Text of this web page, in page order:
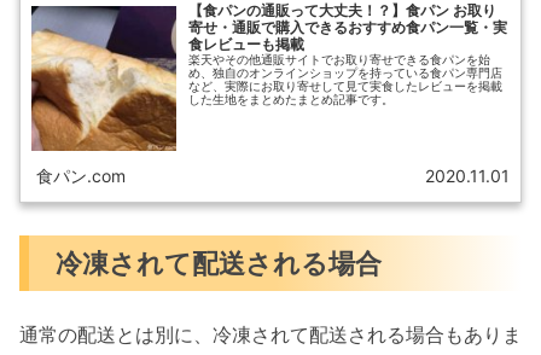
【食パンの通販って大丈夫！？】食パン お取り
寄せ・通販で購入できるおすすめ食パン一覧・実
食レビューも掲載
楽天やその他通販サイトでお取り寄せできる食パンを始
め、独自のオンラインショップを持っている食パン専門店
など、実際にお取り寄せして見て実食したレビューを掲載
した生地をまとめたまとめ記事です。
食パン.com 2020.11.01
冷凍されて配送される場合
通常の配送とは別に、冷凍されて配送される場合もありま